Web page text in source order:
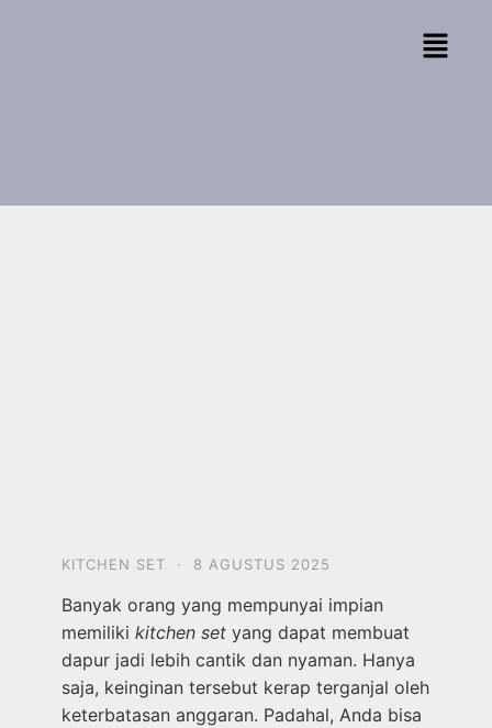
KITCHEN SET · 8 AGUSTUS 2025
Banyak orang yang mempunyai impian
memiliki kitchen set yang dapat membuat
dapur jadi lebih cantik dan nyaman. Hanya
saja, keinginan tersebut kerap terganjal oleh
keterbatasan anggaran. Padahal, Anda bisa